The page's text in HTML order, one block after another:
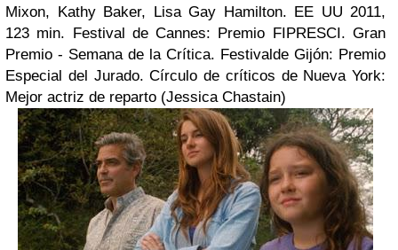
Mixon, Kathy Baker, Lisa Gay Hamilton. EE UU 2011,
123 min. Festival de Cannes: Premio FIPRESCI. Gran
Premio - Semana de la Crítica. Festivalde Gijón: Premio
Especial del Jurado. Círculo de críticos de Nueva York:
Mejor actriz de reparto (Jessica Chastain)